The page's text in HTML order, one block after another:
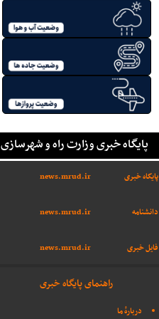
پایگاه خبری وزارت راه و شهرسازی
پایگاه خبری news.mrud.ir
دانشنامه
news.mrud.ir
فایل خبری news.mrud.ir
راهنمای پایگاه خبری
دربارهٔ ما